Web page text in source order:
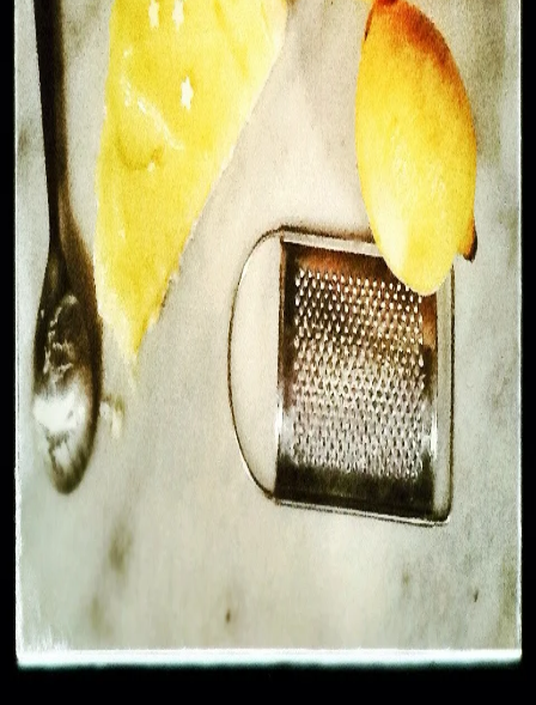
Un lemon curd très acidulé adouci par les notes sucrées
d'une pate croustillante.
45 min Facile Desserts
#citronnelle dessert #lemon curd